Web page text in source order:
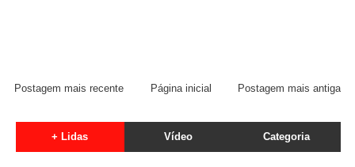
Postagem mais recente Postagem mais antiga
Página inicial
+ Lidas Vídeo Categoria